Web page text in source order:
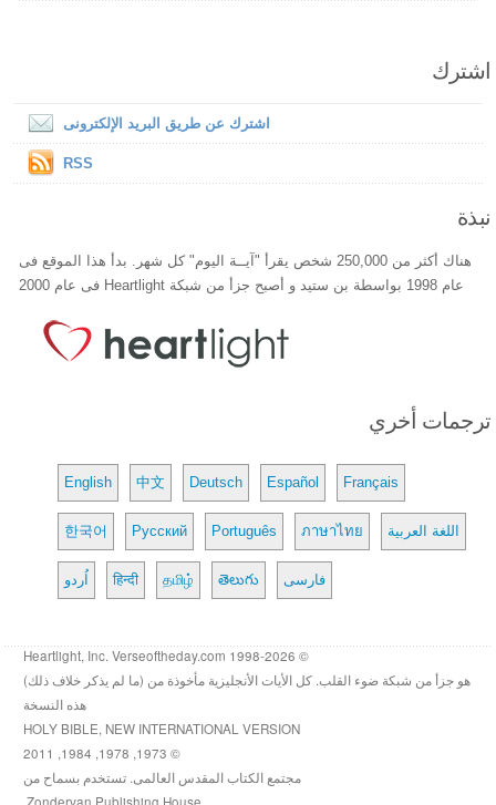
اشترك
اشترك عن طريق البريد الإلكترونى
RSS
نبذة
هناك أكثر من 250,000 شخص يقرأ "آيــة اليوم" كل شهر. بدأ هذا الموقع فى
عام 1998 بواسطة بن ستيد و أصبح جزأ من شبكة Heartlight فى عام 2000
ترجمات أخري
English 中文 Deutsch Español Français
한국어 Русский Português ภาษาไทย اللغة العربية
اُردو हिन्दी தமிழ் తెలుగు فارسی
© 1998-2026 Heartlight, Inc. Verseoftheday.com
هو جزأ من شبكة ضوء القلب. كل الأيات الأنجليزية مأخوذة من (ما لم يذكر خلاف ذلك)
هذه النسخة
HOLY BIBLE, NEW INTERNATIONAL VERSION
© 1973, 1978, 1984, 2011
مجتمع الكتاب المقدس العالمى. تستخدم بسماح من